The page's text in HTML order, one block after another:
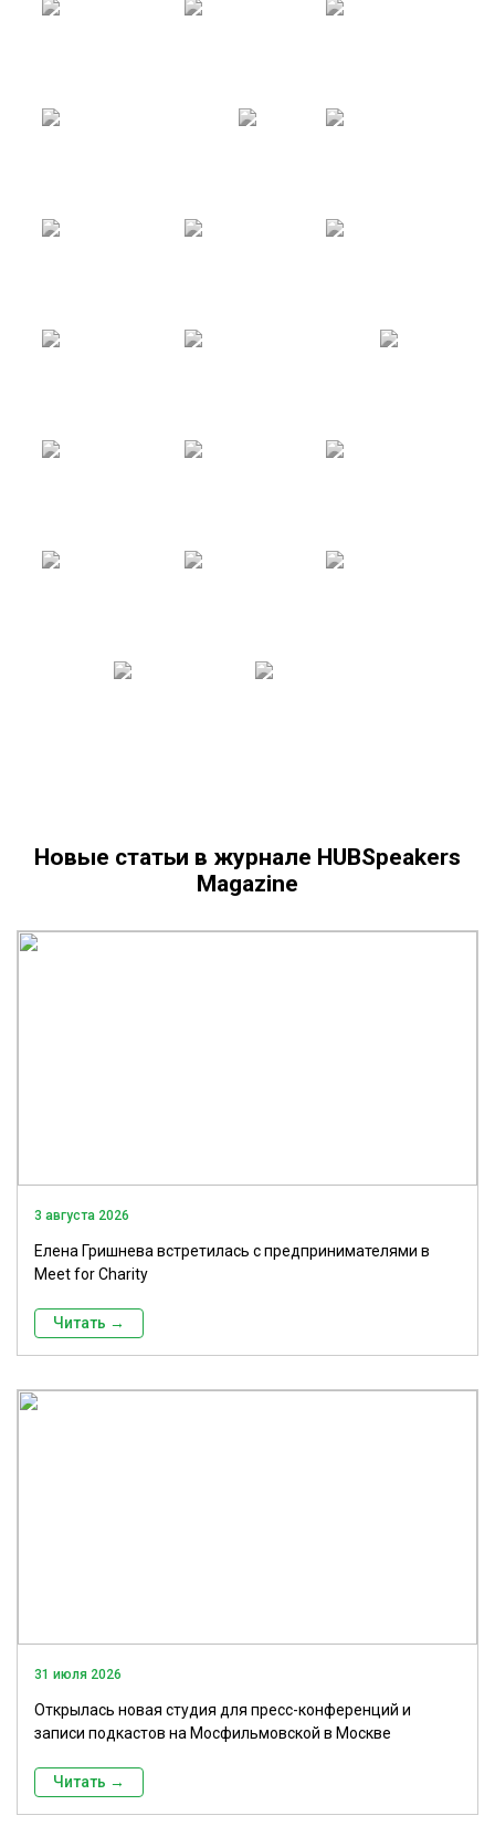
Новые статьи в журнале HUBSpeakers
Magazine
3 августа 2026
Елена Гришнева встретилась с предпринимателями в
Meet for Charity
Читать →
31 июля 2026
Открылась новая студия для пресс-конференций и
записи подкастов на Мосфильмовской в Москве
Читать →